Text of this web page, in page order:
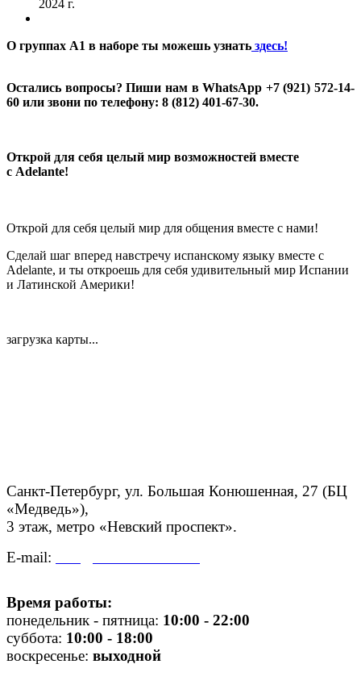
2024 г.
О группах А1 в наборе ты можешь узнать здесь!
Остались вопросы? Пиши нам в WhatsApp +7 (921) 572-14-
60 или звони по телефону: 8 (812) 401-67-30.
Открой для себя целый мир возможностей вместе
с Adelante!
Открой для себя целый мир для общения вместе с нами!
Сделай шаг вперед навстречу испанскому языку вместе с
Adelante, и ты откроешь для себя удивительный мир Испании
и Латинской Америки!
загрузка карты...
Санкт-Петербург, ул. Большая Конюшенная, 27 (БЦ
«Медведь»),
3 этаж, метро «Невский проспект».
E-mail:
Время работы:
понедельник - пятница: 10:00 - 22:00
суббота: 10:00 - 18:00
воскресенье: выходной